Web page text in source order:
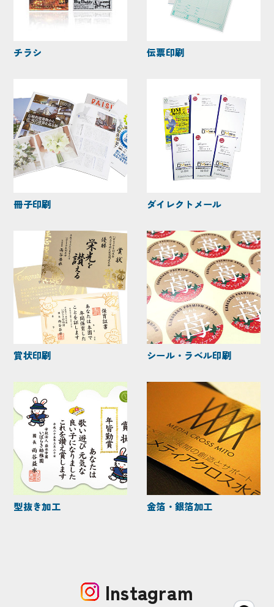
チラシ 伝票印刷
冊子印刷 ダイレクトメール
賞状印刷 シール・ラベル印刷
型抜き加工 金箔・銀箔加工
Instagram